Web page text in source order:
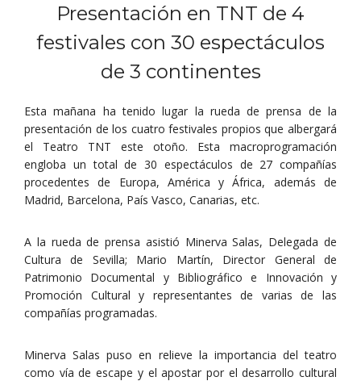
Presentación en TNT de 4
festivales con 30 espectáculos
de 3 continentes
Esta mañana ha tenido lugar la rueda de prensa de la
presentación de los cuatro festivales propios que albergará
el Teatro TNT este otoño. Esta macroprogramación
engloba un total de 30 espectáculos de 27 compañías
procedentes de Europa, América y África, además de
Madrid, Barcelona, País Vasco, Canarias, etc.
A la rueda de prensa asistió Minerva Salas, Delegada de
Cultura de Sevilla; Mario Martín, Director General de
Patrimonio Documental y Bibliográfico e Innovación y
Promoción Cultural y representantes de varias de las
compañías programadas.
Minerva Salas puso en relieve la importancia del teatro
como vía de escape y el apostar por el desarrollo cultural